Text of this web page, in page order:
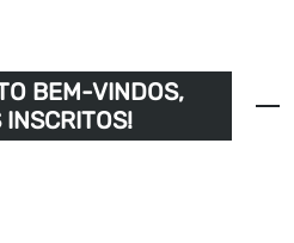
BEM-VINDOS,
INSCRITOS!